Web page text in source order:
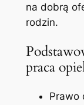
na dobrą
rodzin.
praca
Prawo